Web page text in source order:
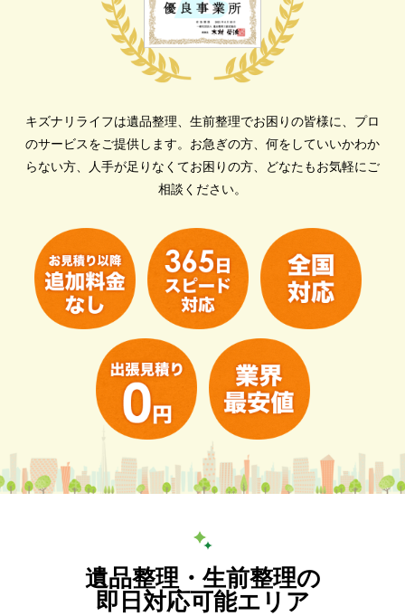
キズナリライフは遺品整理、生前整理でお困りの皆様に、プロ
のサービスをご提供します。 お急ぎの方、何をしていいかわか
らない方、人手が足りなくてお困りの方、どなたもお気軽にご
相談ください。
遺品整理・生前整理の
即日対応可能エリア